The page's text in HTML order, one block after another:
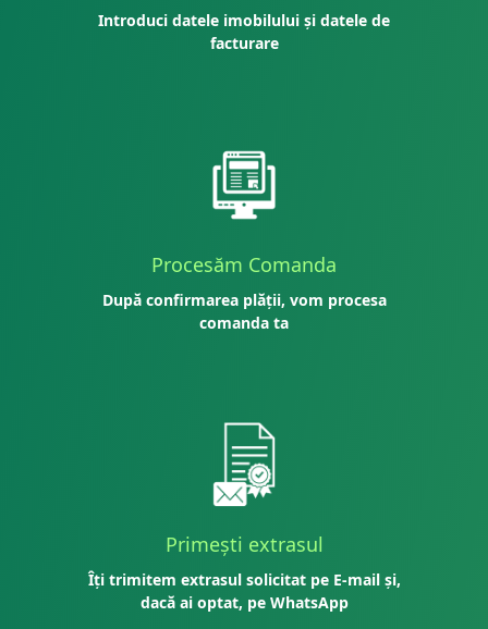
Introduci datele imobilului și datele de
facturare
Procesăm Comanda
După confirmarea plății, vom procesa
comanda ta
Primești extrasul
Îți trimitem extrasul solicitat pe E-mail și,
dacă ai optat, pe WhatsApp